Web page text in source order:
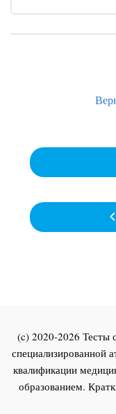
(c) 2020-2026 Тесты
специализированной
квалификации
образованием.